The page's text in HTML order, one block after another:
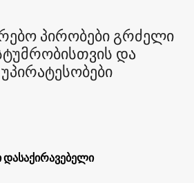
პირობები გრძელი
და
უპირატესობები